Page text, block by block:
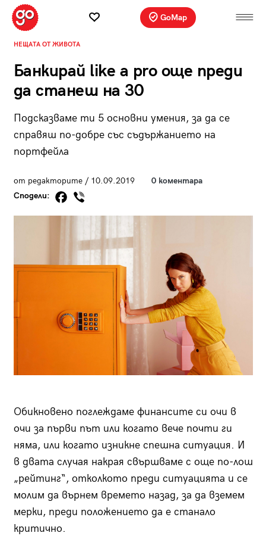
GoMap
НЕЩАТА ОТ ЖИВОТА
Банкирай like a pro още преди
да станеш на 30
Подсказваме ти 5 основни умения, за да се
справяш по-добре със съдържанието на
портфейла
от редакторите / 10.09.2019
0 коментара
Сподели:
Обикновено поглеждаме финансите си очи в
очи за първи път или когато вече почти ги
няма, или когато изникне спешна ситуация. И
в двата случая накрая свършваме с още по-лош
„рейтинг“, отколкото преди ситуацията и се
молим да върнем времето назад, за да вземем
мерки, преди положението да е станало
критично.